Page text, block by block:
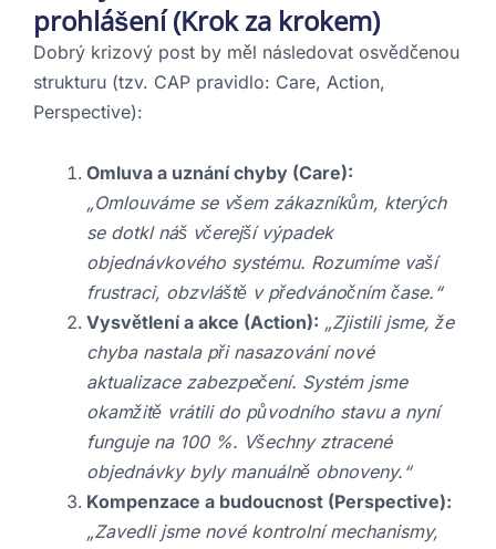
prohlášení (Krok za krokem)
Dobrý krizový post by měl následovat osvědčenou
strukturu (tzv. CAP pravidlo: Care, Action,
Perspective):
Omluva a uznání chyby (Care):
„Omlouváme se všem zákazníkům, kterých
se dotkl náš včerejší výpadek
objednávkového systému. Rozumíme vaší
frustraci, obzvláště v předvánočním čase.“
Vysvětlení a akce (Action): „Zjistili jsme, že
chyba nastala při nasazování nové
aktualizace zabezpečení. Systém jsme
okamžitě vrátili do původního stavu a nyní
funguje na 100 %. Všechny ztracené
objednávky byly manuálně obnoveny.“
Kompenzace a budoucnost (Perspective):
„Zavedli jsme nové kontrolní mechanismy,